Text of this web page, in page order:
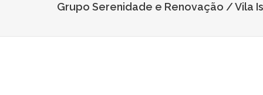
Grupo Serenidade e Renovação / Vila